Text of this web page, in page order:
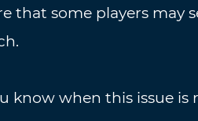
that some players may
know when this issue is